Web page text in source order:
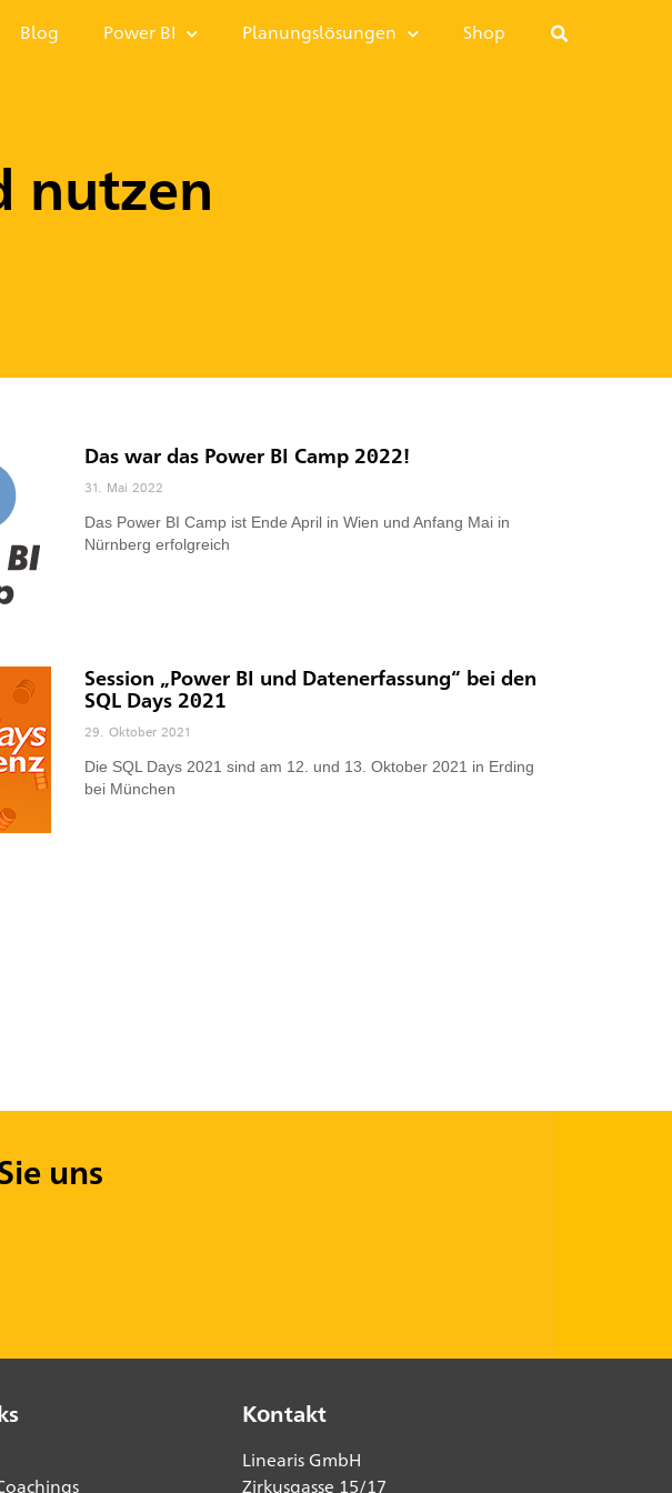
Blog Power BI Planungslösungen Shop
nutzen
Das war das Power BI Camp 2022!
31. Mai 2022
Das Power BI Camp ist Ende April in Wien und Anfang Mai in
Nürnberg erfolgreich
Session „Power BI und Datenerfassung“ bei den
SQL Days 2021
29. Oktober 2021
Die SQL Days 2021 sind am 12. und 13. Oktober 2021 in Erding
bei München
uns
Kontakt
Linearis GmbH
Zirkusgasse 15/17